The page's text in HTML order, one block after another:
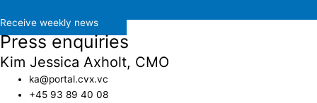
Receive weekly news
Press enquiries
Kim Jessica Axholt, CMO
ka@portal.cvx.vc​
+45 93 89 40 08